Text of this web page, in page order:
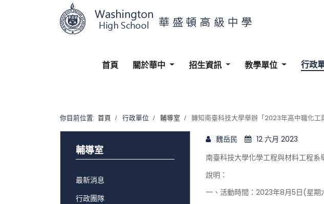
首頁 關於華中 招生資訊 教學單位 行政
你目前位置: 首頁 行政單位 輔導室 轉知南臺科技大學舉辦「2023年高中職化工
魏岳民
12 六月 2023
南臺科技大學化學工程與材料工程
說明：
一、活動時間：2023年8月5日(星
輔導室
最新消息
行政團隊